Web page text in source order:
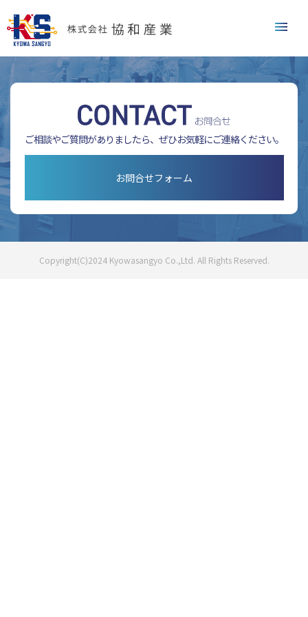
メニ
ご相談やご質問がありましたら、 ぜひお気軽にご連絡ください。
お問合せフォーム